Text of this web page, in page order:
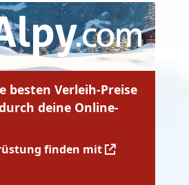
besten Verleih-Preise
deine Online-
finden mit